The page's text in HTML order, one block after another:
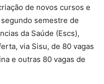
de novos cursos e
semestre de
da Saúde (Escs),
via Sisu, de 80 vagas
e outras 80 vagas de